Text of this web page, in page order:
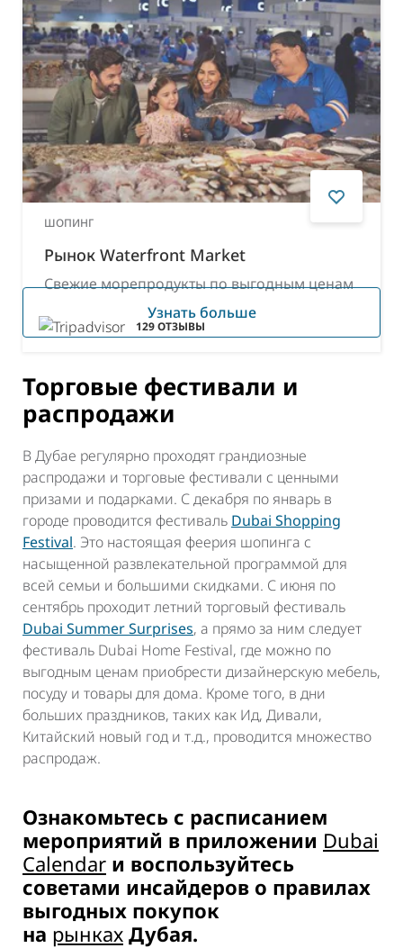
ШОПИНГ
Рынок Waterfront Market
Свежие морепродукты по выгодным ценам
129 ОТЗЫВЫ
Узнать больше
Торговые фестивали и
распродажи
В Дубае регулярно проходят грандиозные
распродажи и торговые фестивали с ценными
призами и подарками. С декабря по январь в
городе проводится фестиваль Dubai Shopping
Festival. Это настоящая феерия шопинга с
насыщенной развлекательной программой для
всей семьи и большими скидками. С июня по
сентябрь проходит летний торговый фестиваль
Dubai Summer Surprises, а прямо за ним следует
фестиваль Dubai Home Festival, где можно по
выгодным ценам приобрести дизайнерскую мебель,
посуду и товары для дома. Кроме того, в дни
больших праздников, таких как Ид, Дивали,
Китайский новый год и т.д., проводится множество
распродаж.
Ознакомьтесь с расписанием
мероприятий в приложении Dubai
Calendar и воспользуйтесь
советами инсайдеров о правилах
выгодных покупок
на рынках Дубая.